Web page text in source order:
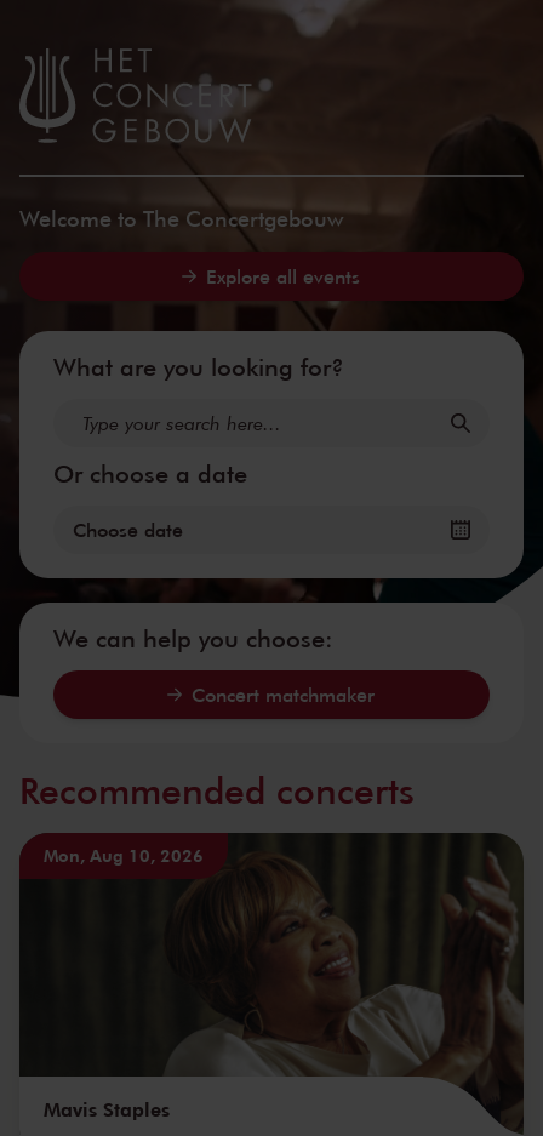
Welcome to The Concertgebouw
Explore all events
What are you looking for?
Or choose a date
Choose date
We can help you choose:
Concert matchmaker
Recommended concerts
Mon, Aug 10, 2026
Mavis Staples